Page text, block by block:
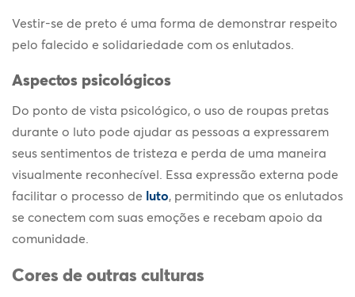
Vestir-se de preto é uma forma de demonstrar respeito
pelo falecido e solidariedade com os enlutados.
Aspectos psicológicos
Do ponto de vista psicológico, o uso de roupas pretas
durante o luto pode ajudar as pessoas a expressarem
seus sentimentos de tristeza e perda de uma maneira
visualmente reconhecível. Essa expressão externa pode
facilitar o processo de luto, permitindo que os enlutados
se conectem com suas emoções e recebam apoio da
comunidade.
Cores de outras culturas